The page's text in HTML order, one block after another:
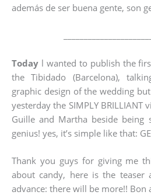
además de ser buena gente, son
Today l wanted to publish the
the Tibidado (Barcelona),
graphic design of the wedding but
yesterday the SIMPLY BRILLIANT
Guille and Martha beside being
genius! yes, it’s simple like that:
Thank you guys for giving me
about candy, here is the
advance: there will be more!! Bon